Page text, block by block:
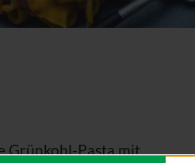
Grünkohl-Pasta mit